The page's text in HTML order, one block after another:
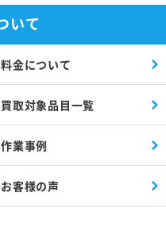
いて
料金について
買取対象品目一覧
作業事例
お客様の声